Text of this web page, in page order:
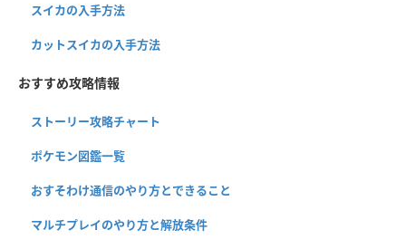
スイカの入手方法
カットスイカの入手方法
おすすめ攻略情報
ストーリー攻略チャート
ポケモン図鑑一覧
おすそわけ通信のやり方とできること
マルチプレイのやり方と解放条件